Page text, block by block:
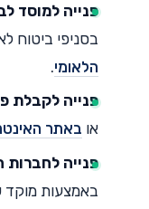
פנייה למוסד
בסניפי ביטוח
הלאומי.
פנייה לקבלת
או באתר
פנייה לחברות
באמצעות מוקד